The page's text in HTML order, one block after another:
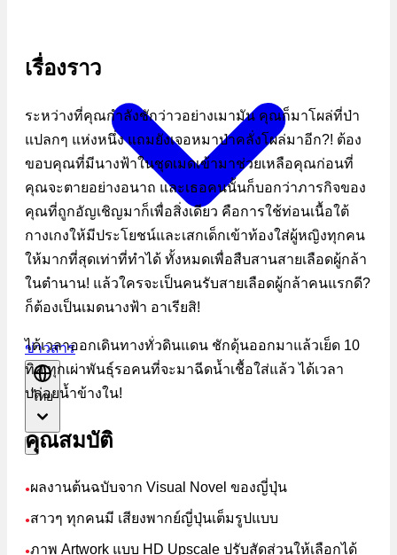
ข่าวสาร
ไทย
เรื่องราว
ระหว่างที่คุณกำลังชักว่าวอย่างเมามัน คุณก็มาโผล่ที่ป่า
แปลกๆ แห่งหนึ่ง แถมยังเจอหมาป่าคลั่งโผล่มาอีก?! ต้อง
ขอบคุณที่มีนางฟ้าในชุดเมดเข้ามาช่วยเหลือคุณก่อนที่
คุณจะตายอย่างอนาถ และเธอคนนั้นก็บอกว่าภารกิจของ
คุณที่ถูกอัญเชิญมาก็เพื่อสิ่งเดียว คือการใช้ท่อนเนื้อใต้
กางเกงให้มีประโยชน์และเสกเด็กเข้าท้องใส่ผู้หญิงทุกคน
ให้มากที่สุดเท่าที่ทำได้ ทั้งหมดเพื่อสืบสานสายเลือดผู้กล้า
ในตำนาน! แล้วใครจะเป็นคนรับสายเลือดผู้กล้าคนแรกดี?
ก็ต้องเป็นเมดนางฟ้า อาเรียสิ!
ได้เวลาออกเดินทางทั่วดินแดน ชักดุ้นออกมาแล้วเย็ด 10
ทิศ ทุกเผ่าพันธุ์รอคนที่จะมาฉีดน้ำเชื้อใส่แล้ว ได้เวลา
ปล่อยน้ำข้างใน!
คุณสมบัติ
●ผลงานต้นฉบับจาก Visual Novel ของญี่ปุ่น
●สาวๆ ทุกคนมี เสียงพากย์ญี่ปุ่นเต็มรูปแบบ
●ภาพ Artwork แบบ HD Upscale ปรับสัดส่วนให้เลือกได้